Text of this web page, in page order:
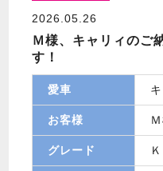
2026.05.26
Ｍ様、キャリィのご
す！
愛車
お客様
グレード